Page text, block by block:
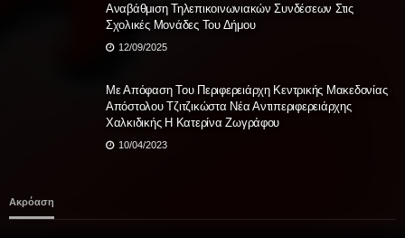
Αναβάθμιση Τηλεπικοινωνιακών Συνδέσεων Στις
Σχολικές Μονάδες Του Δήμου
12/09/2025
Με Απόφαση Του Περιφερειάρχη Κεντρικής Μακεδονίας
Απόστολου Τζιτζικώστα Νέα Αντιπεριφερειάρχης
Χαλκιδικής Η Κατερίνα Ζωγράφου
10/04/2023
Ακρόαση